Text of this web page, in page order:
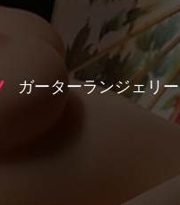
ガーターランジェリー